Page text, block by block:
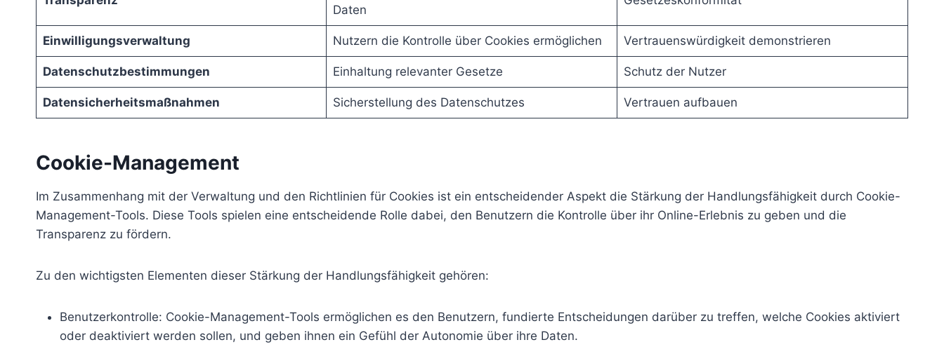
Daten
Einwilligungsverwaltung Nutzern die Kontrolle über Cookies ermöglichen Vertrauenswürdigkeit demonstrieren
Datenschutzbestimmungen Einhaltung relevanter Gesetze Schutz der Nutzer
Datensicherheitsmaßnahmen Sicherstellung des Datenschutzes Vertrauen aufbauen
Cookie-Management
Im Zusammenhang mit der Verwaltung und den Richtlinien für Cookies ist ein entscheidender Aspekt die Stärkung der Handlungsfähigkeit durch Cookie-
Management-Tools. Diese Tools spielen eine entscheidende Rolle dabei, den Benutzern die Kontrolle über ihr Online-Erlebnis zu geben und die
Transparenz zu fördern.
Zu den wichtigsten Elementen dieser Stärkung der Handlungsfähigkeit gehören:
Benutzerkontrolle: Cookie-Management-Tools ermöglichen es den Benutzern, fundierte Entscheidungen darüber zu treffen, welche Cookies aktiviert
oder deaktiviert werden sollen, und geben ihnen ein Gefühl der Autonomie über ihre Daten.